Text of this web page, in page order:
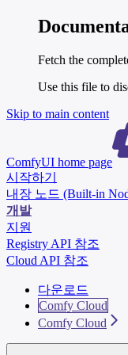
Fetch the
Use this file to
Skip to main content
ComfyUI home page
시작하기
내장 노드 (Built-in
개발
지원
Registry API 참조
Cloud API 참조
다운로드
Comfy Cloud
Comfy Cloud